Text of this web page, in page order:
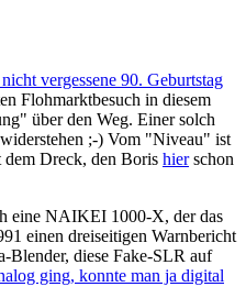
vergessene 90. Geburtstag
Flohmarktbesuch in diesem
über den Weg. Einer solch
;-) Vom "Niveau" ist
dem Dreck, den Boris hierschon
eine NAIKEI 1000-X, der das
einen dreiseitigen Warnbericht
Blender, diese Fake-SLR auf
ging, konnte man ja digital